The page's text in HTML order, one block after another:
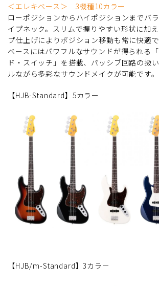
＜エレキベース＞ 3機種10カラー
ローポジションからハイポジションまでバ
イプネック。スリムで握りやすい形状に加
プ仕上げによりポジション移動も常に快適
ベースにはパワフルなサウンドが得られる
ド・スイッチ」を搭載、パッシブ回路の扱
ルながら多彩なサウンドメイクが可能です。
【HJB-Standard】5カラー
【HJB/m-Standard】3カラー